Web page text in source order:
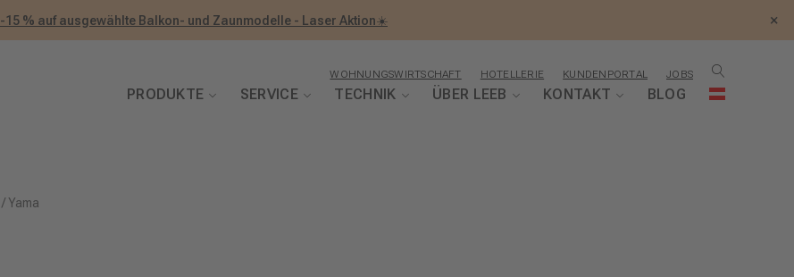
-15 % auf ausgewählte Balkon- und Zaunmodelle - Laser Aktion☀️ ×
WOHNUNGSWIRTSCHAFT HOTELLERIE KUNDENPORTAL JOBS
PRODUKTE SERVICE TECHNIK ÜBER LEEB KONTAKT BLOG
/ Yama